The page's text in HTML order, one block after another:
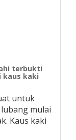
terbukti
kaus kaki
untuk
mulai
Kaus kaki